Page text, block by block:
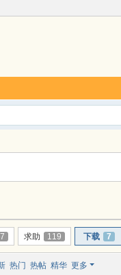
求助 119 下载 7
热门 热帖 精华 更多